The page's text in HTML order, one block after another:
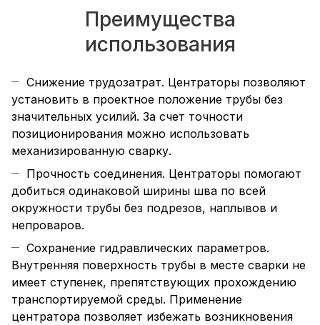
Преимущества
использования
Снижение трудозатрат. Центраторы позволяют
установить в проектное положение трубы без
значительных усилий. За счет точности
позиционирования можно использовать
механизированную сварку.
Прочность соединения. Центраторы помогают
добиться одинаковой ширины шва по всей
окружности трубы без подрезов, наплывов и
непроваров.
Сохранение гидравлических параметров.
Внутренняя поверхность трубы в месте сварки не
имеет ступенек, препятствующих прохождению
транспортируемой среды. Применение
центратора позволяет избежать возникновения